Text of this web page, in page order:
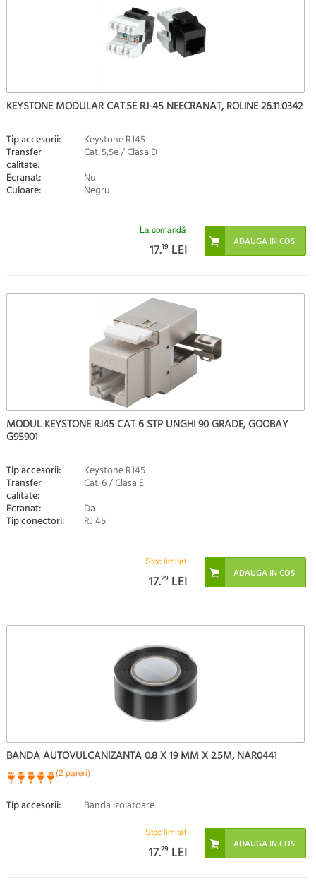
KEYSTONE MODULAR CAT.5E RJ-45 NEECRANAT, ROLINE 26.11.0342
Tip accesorii: Keystone RJ45
Transfer
calitate:
Cat. 5,5e / Clasa D
Ecranat:
Nu
Culoare: Negru
La comandă
17.19 LEI
MODUL KEYSTONE RJ45 CAT 6 STP UNGHI 90 GRADE, GOOBAY
G95901
Tip accesorii: Keystone RJ45
Transfer
calitate:
Cat. 6 / Clasa E
Ecranat:
Da
Tip conectori: RJ 45
Stoc limitat
17.29 LEI
BANDA AUTOVULCANIZANTA 0.8 X 19 MM X 2.5M, NAR0441
(2 pareri)
Tip accesorii: Banda izolatoare
Stoc limitat
17.29 LEI